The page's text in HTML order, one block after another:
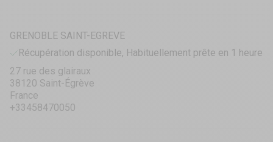
GRENOBLE SAINT-EGREVE
Récupération disponible, Habituellement prête en 1 heure
27 rue des glairaux
38120 Saint-Égrève
France
+33458470050